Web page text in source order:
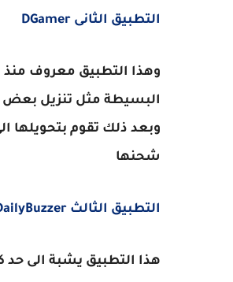
التطبيق الثانى DGamer
وهذا التطبيق معروف
البسيطة مثل تنزيل بعض
وبعد ذلك تقوم بتحويلها
شحنها
التطبيق الثالث DailyBuzzer